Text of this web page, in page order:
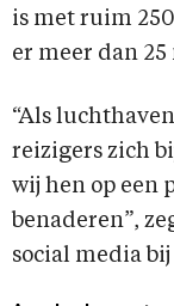
is met ruim
er meer dan
“Als
reizigers zich
wij hen op een
benaderen”,
social media